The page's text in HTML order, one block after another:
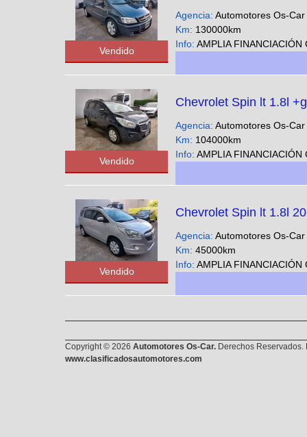
Vendido
Agencia: Automotores Os-Car
Km: 130000km
Info: AMPLIA FINANCIACIÓN CUOTAS FIJAS EN PESOS SOLO CON DNI - Podes ver nuestra
Vendido
Chevrolet Spin lt 1.8l
Agencia: Automotores Os-Car
Km: 104000km
Info: AMPLIA FINANCIACIÓN CUOTAS FIJAS EN PESOS SOLO CON DNI - Podes ver nuestra
Vendido
Chevrolet Spin lt 1.8l
Agencia: Automotores Os-Car
Km: 45000km
Info: AMPLIA FINANCIACIÓN CUOTAS FIJAS EN PESOS SOLO CON DNI - Podes ver nuestra
Copyright © 2026 Automotores Os-Car. Derechos
www.clasificadosautomotores.com